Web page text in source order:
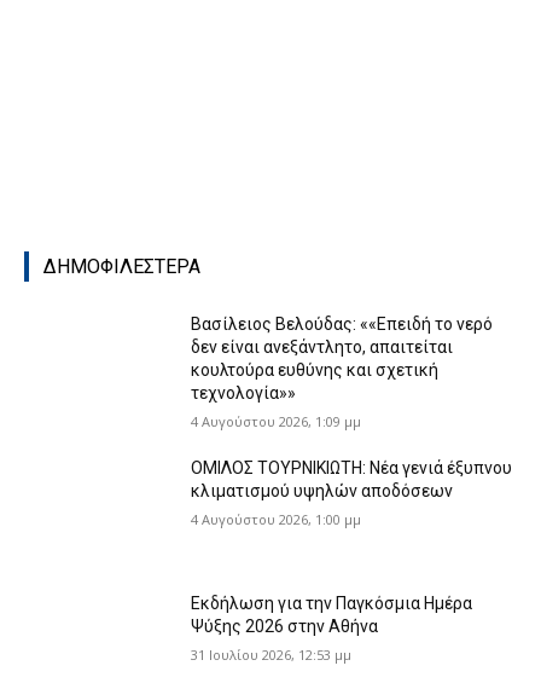
ΔΗΜΟΦΙΛΕΣΤΕΡΑ
Βασίλειος Βελούδας: ««Eπειδή το νερό
δεν είναι ανεξάντλητο, απαιτείται
κουλτούρα ευθύνης και σχετική
τεχνολογία»»
4 Αυγούστου 2026, 1:09 μμ
ΟΜΙΛΟΣ ΤΟΥΡΝΙΚΙΩΤΗ: Νέα γενιά έξυπνου
κλιματισμού υψηλών αποδόσεων
4 Αυγούστου 2026, 1:00 μμ
Εκδήλωση για την Παγκόσμια Ημέρα
Ψύξης 2026 στην Αθήνα
31 Ιουλίου 2026, 12:53 μμ